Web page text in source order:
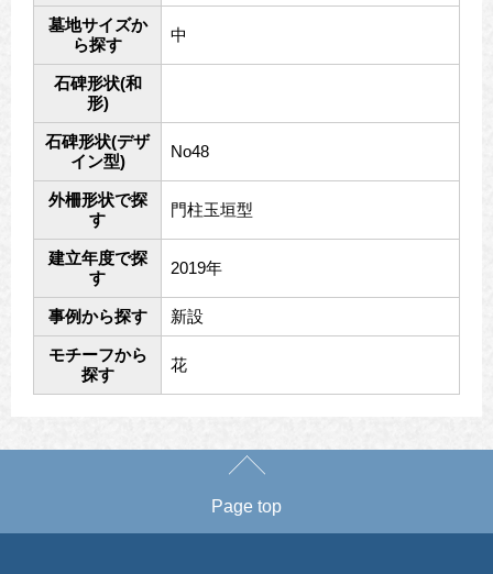
墓地サイズか
ら探す
中
石碑形状(和
形)
石碑形状(デザ
イン型)
No48
外柵形状で探
す
門柱玉垣型
建立年度で探
す
2019年
事例から探す 新設
モチーフから
探す
花
Page top